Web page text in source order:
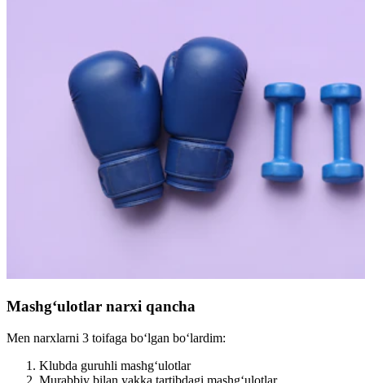
Mashg‘ulotlar narxi qancha
Men narxlarni 3 toifaga bo‘lgan bo‘lardim:
Klubda guruhli mashg‘ulotlar
Murabbiy bilan yakka tartibdagi mashg‘ulotlar